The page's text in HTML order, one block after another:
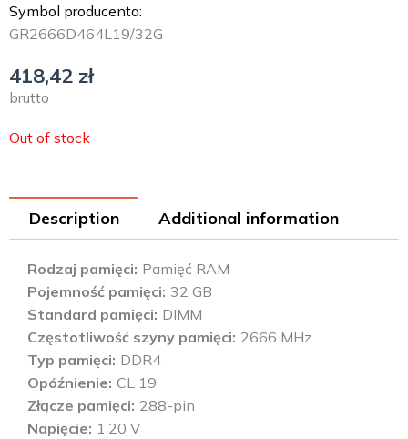
Symbol producenta:
GR2666D464L19/32G
418,42 zł
brutto
Out of stock
Description Additional information
Rodzaj pamięci Pamięć RAM
Pojemność pamięci 32 GB
Standard pamięci DIMM
Częstotliwość szyny pamięci 2666 MHz
Typ pamięci DDR4
Opóźnienie CL 19
Złącze pamięci 288-pin
Napięcie 1.20 V